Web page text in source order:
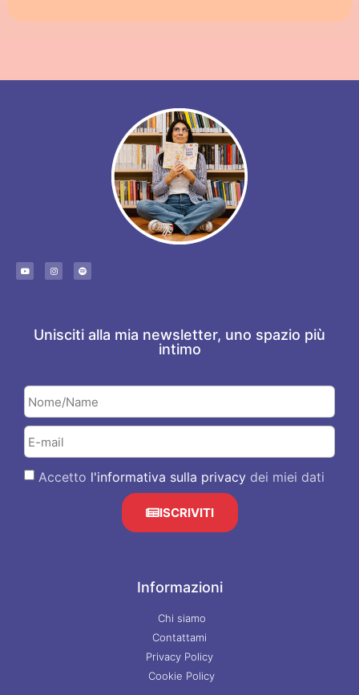
Unisciti alla mia newsletter, uno spazio più
intimo
Accetto l'informativa sulla privacy dei miei dati
ISCRIVITI
Informazioni
Chi siamo
Contattami
Privacy Policy
Cookie Policy